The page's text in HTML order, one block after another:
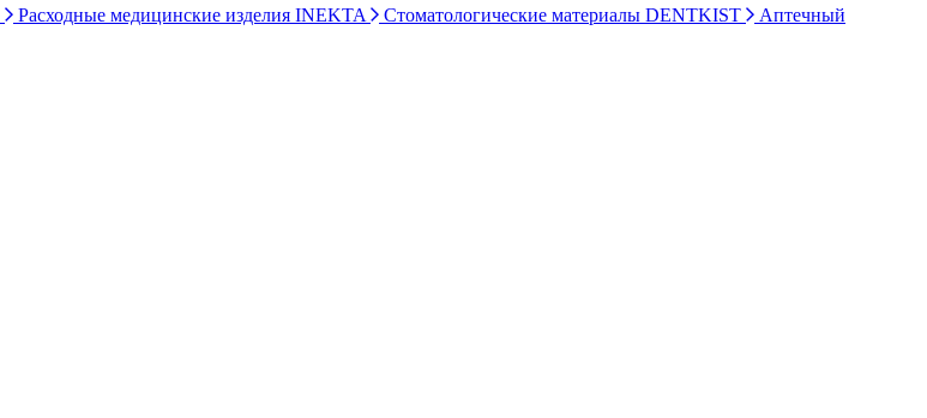
Расходные медицинские изделия INEKTA Стоматологические материалы DENTKIST
Аптечный